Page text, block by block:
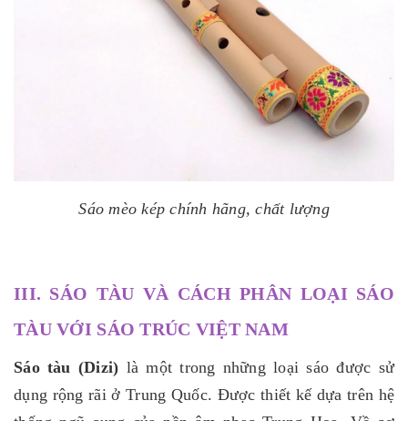
Sáo mèo kép chính hãng, chất lượng
III. SÁO TÀU VÀ CÁCH PHÂN LOẠI SÁO
TÀU VỚI SÁO TRÚC VIỆT NAM
Sáo tàu (Dizi) là một trong những loại sáo được sử
dụng rộng rãi ở Trung Quốc. Được thiết kế dựa trên hệ